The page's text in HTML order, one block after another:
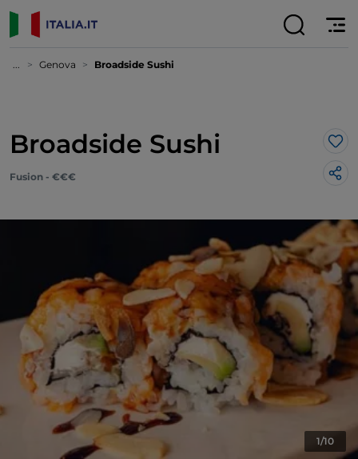
... Genova Broadside Sushi
Broadside Sushi
Fusion - €€€
1/10